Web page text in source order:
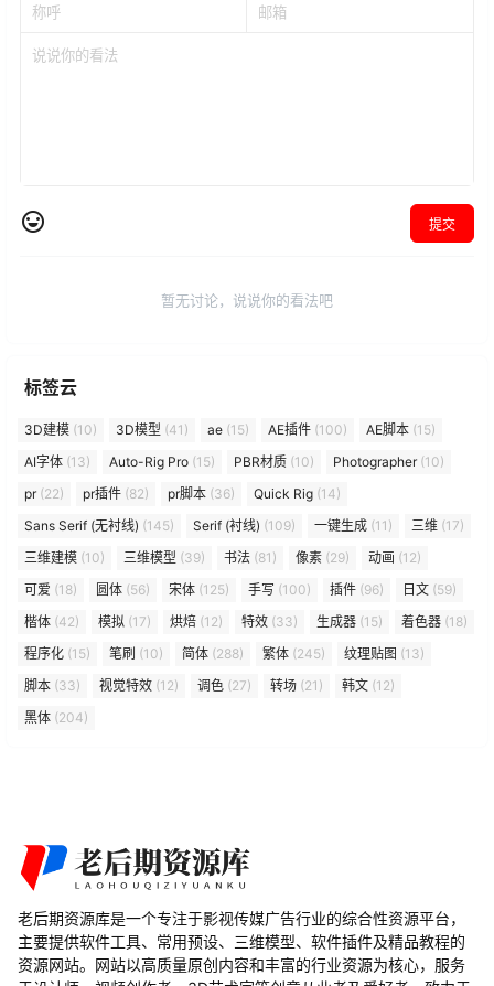
提交
暂无讨论，说说你的看法吧
标签云
3D建模 (10) 3D模型 (41) ae (15) AE插件 (100) AE脚本 (15)
AI字体 (13) Auto-Rig Pro (15) PBR材质 (10) Photographer(10)
pr(22) pr插件 (82) pr脚本 (36) Quick Rig (14)
Sans Serif (无衬线) (145) Serif (衬线) (109) 一键生成 (11) 三维 (17)
三维建模 (10) 三维模型 (39) 书法 (81) 像素 (29) 动画 (12)
可爱 (18) 圆体 (56) 宋体 (125) 手写 (100) 插件 (96) 日文 (59)
楷体 (42) 模拟 (17) 烘焙 (12) 特效 (33) 生成器 (15) 着色器 (18)
程序化 (15) 笔刷 (10) 简体 (288) 繁体 (245) 纹理贴图 (13)
脚本 (33) 视觉特效 (12) 调色 (27) 转场 (21) 韩文 (12)
黑体 (204)
老后期资源库是一个专注于影视传媒广告行业的综合性资源平台，
主要提供软件工具、常用预设、三维模型、软件插件及精品教程的
资源网站。网站以高质量原创内容和丰富的行业资源为核心，服务